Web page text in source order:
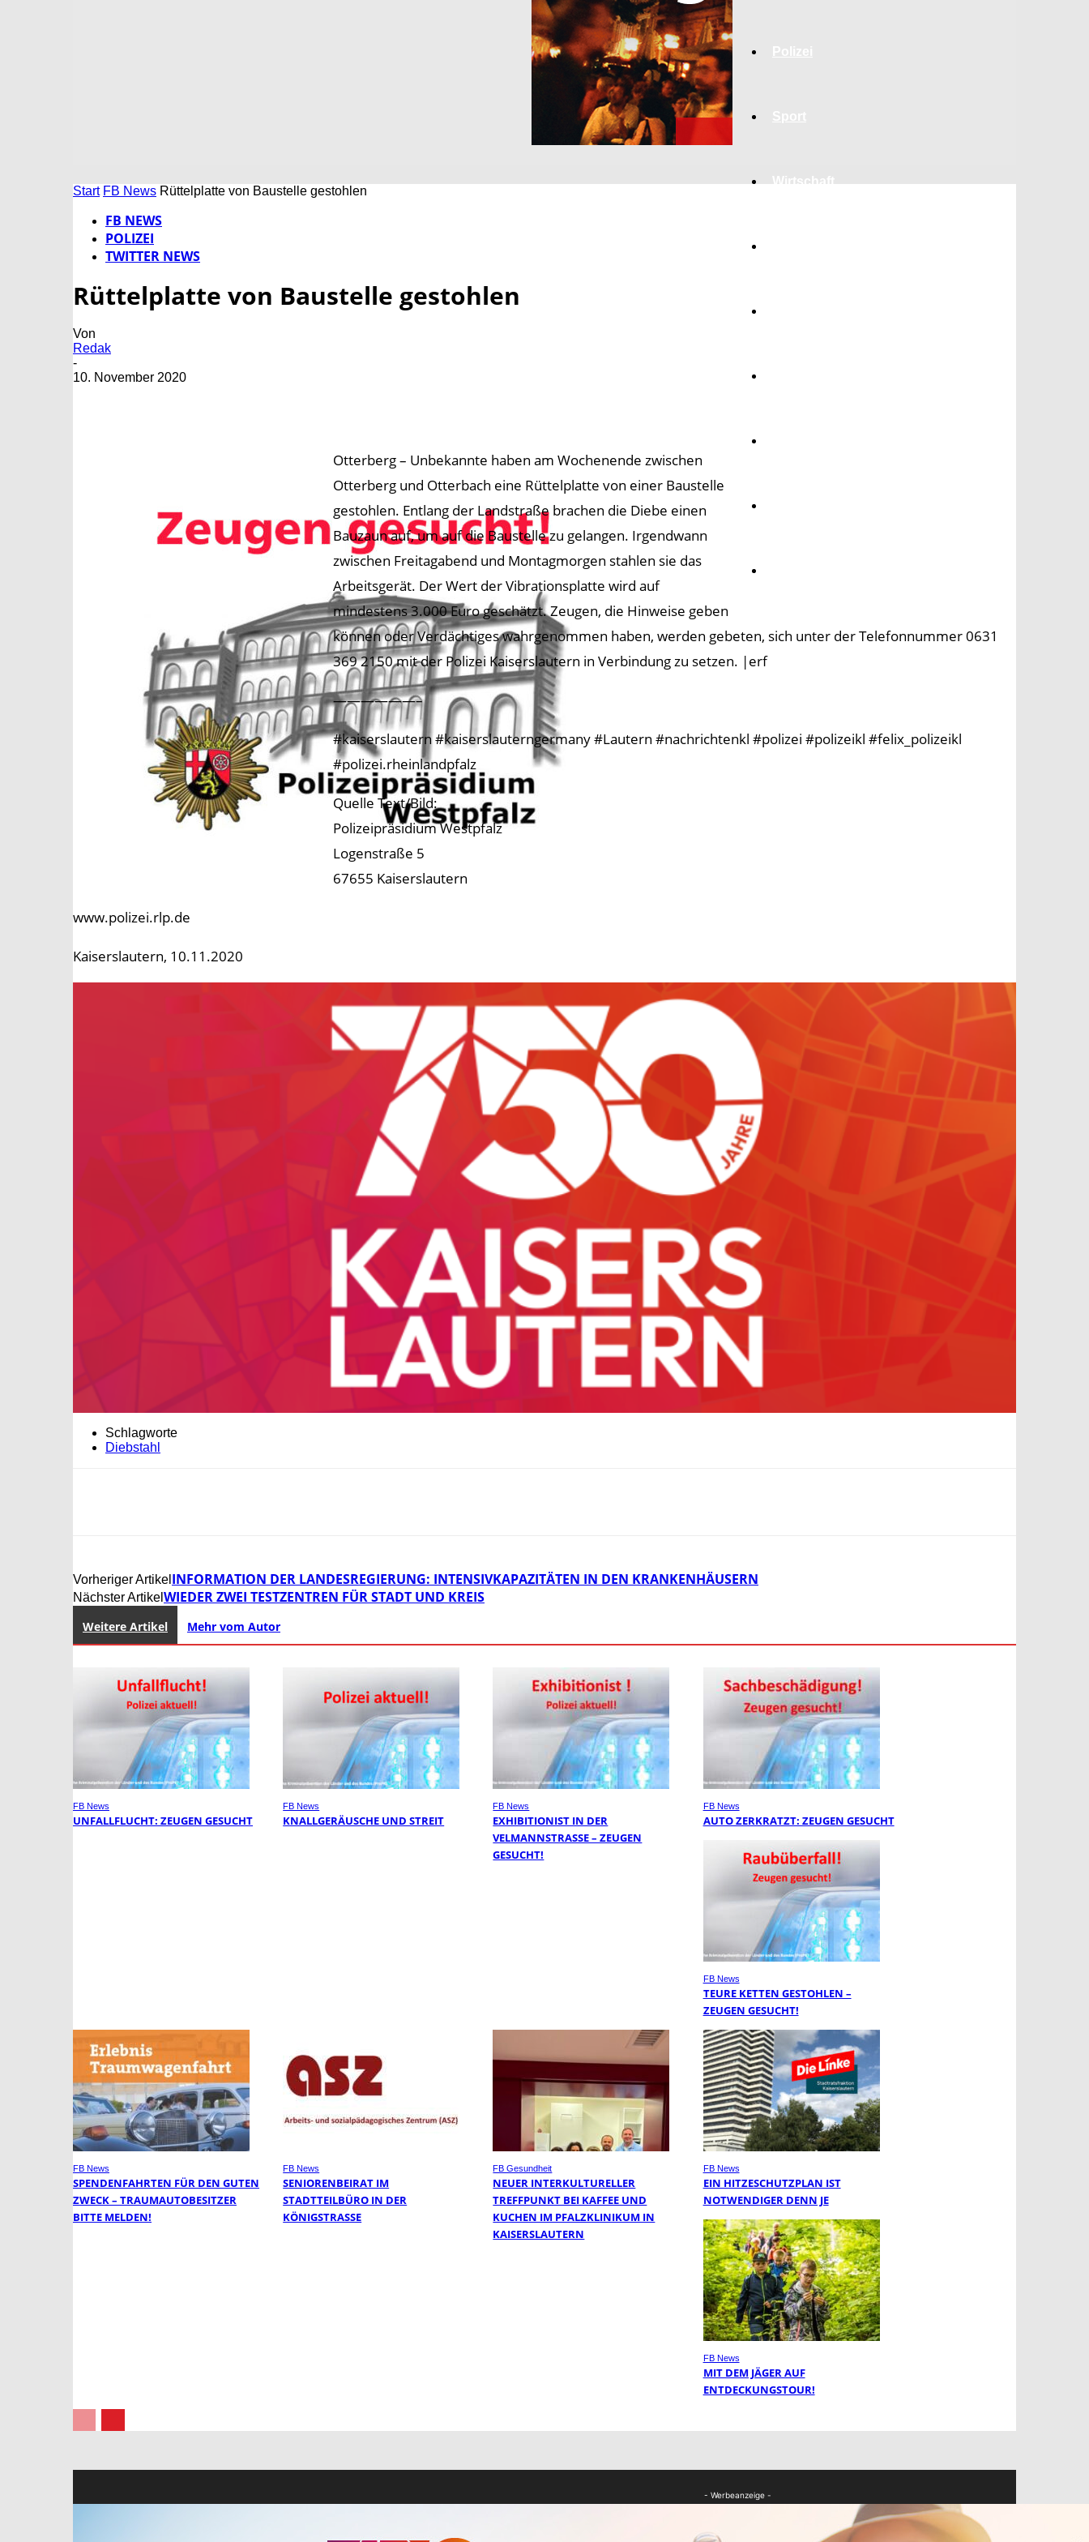
Wirtschaft
Start FB News Rüttelplatte von Baustelle gestohlen
FB NEWS
POLIZEI
TWITTER NEWS
Rüttelplatte von Baustelle gestohlen
Von
Redak
-
10. November 2020
Otterberg – Unbekannte haben am Wochenende zwischen
Otterberg und Otterbach eine Rüttelplatte von einer Baustelle
gestohlen. Entlang der Landstraße brachen die Diebe einen
Bauzaun auf, um auf die Baustelle zu gelangen. Irgendwann
zwischen Freitagabend und Montagmorgen stahlen sie das
Arbeitsgerät. Der Wert der Vibrationsplatte wird auf
mindestens 3.000 Euro geschätzt. Zeugen, die Hinweise geben
können oder Verdächtiges wahrgenommen haben, werden gebeten, sich unter der Telefonnummer 0631
369 2150 mit der Polizei Kaiserslautern in Verbindung zu setzen. |erf
——————–
#kaiserslautern #kaiserslauterngermany #Lautern #nachrichtenkl #polizei #polizeikl #felix_polizeikl
#polizei.rheinlandpfalz
Quelle Text/Bild:
Polizeipräsidium Westpfalz
Logenstraße 5
67655 Kaiserslautern
www.polizei.rlp.de
Kaiserslautern, 10.11.2020
Schlagworte
Diebstahl
Vorheriger Artikel INFORMATION DER LANDESREGIERUNG: INTENSIVKAPAZITÄTEN IN DEN KRANKENHÄUSERN
Nächster Artikel WIEDER ZWEI TESTZENTREN FÜR STADT UND KREIS
Weitere Artikel Mehr vom Autor
FB News
UNFALLFLUCHT: ZEUGEN GESUCHT
FB News
KNALLGERÄUSCHE UND STREIT
FB News
EXHIBITIONIST IN DER
VELMANNSTRASSE – ZEUGEN G
ESUCHT!
FB News
AUTO ZERKRATZT: ZEUGEN GESUCHT
FB News
TEURE KETTEN GESTOHLEN –
ZEUGEN GESUCHT!
FB News
SPENDENFAHRTEN FÜR DEN GUTEN
ZWECK – TRAUMAUTOBESITZER
BITTE MELDEN!
FB News
SENIORENBEIRAT IM
STADTTEILBÜRO IN DER
KÖNIGSTRASSE
FB Gesundheit
NEUER INTERKULTURELLER
TREFFPUNKT BEI KAFFEE UND
KUCHEN IM PFALZKLINIKUM IN
KAISERSLAUTERN
FB News
EIN HITZESCHUTZPLAN IST
NOTWENDIGER DENN JE
FB News
MIT DEM JÄGER AUF
ENTDECKUNGSTOUR!
- Werbeanzeige -